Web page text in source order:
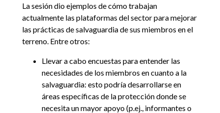
La sesión dio ejemplos de cómo trabajan
actualmente las plataformas del sector para mejorar
las prácticas de salvaguardia de sus miembros en el
terreno. Entre otros:
Llevar a cabo encuestas para entender las
necesidades de los miembros en cuanto a la
salvaguardia: esto podría desarrollarse en
áreas específicas de la protección donde se
necesita un mayor apoyo (p.ej., informantes o